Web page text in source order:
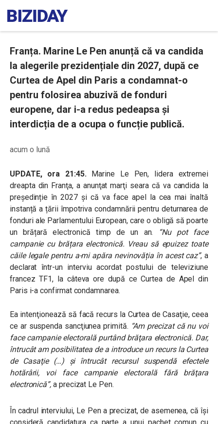
Franța. Marine Le Pen anunță că va candida
la alegerile prezidențiale din 2027, după ce
Curtea de Apel din Paris a condamnat-o
pentru folosirea abuzivă de fonduri
europene, dar i-a redus pedeapsa și
interdicția de a ocupa o funcție publică.
acum o lună
UPDATE, ora 21:45.Marine Le Pen, lidera extremei
dreapta din Franţa, a anunţat marţi seara că va candida la
președinție în 2027 și că va face apel la cea mai înaltă
instanță a țării împotriva condamnării pentru deturnarea de
fonduri ale Parlamentului European, care o obligă să poarte
un brățară electronică timp de un an.
“Nu pot face
campanie cu brățara electronică. Vreau să epuizez toate
căile legale pentru a-mi apăra nevinovăția în acest caz”, a
declarat într-un interviu acordat postului de televiziune
francez TF1, la câteva ore după ce Curtea de Apel din
Paris i-a confirmat condamnarea.
Ea intenţionează să facă recurs la Curtea de Casaţie, ceea
ce ar suspenda sancţiunea primită. “Am precizat că nu voi
face campanie electorală purtând brăţara electronică. Dar,
întrucât am posibilitatea de a introduce un recurs la Curtea
de Casaţie (…) şi întrucât recursul suspendă efectele
hotărârii, voi face campanie electorală fără brăţara
electronică”, a precizat Le Pen.
În cadrul interviului, Le Pen a precizat, de asemenea, că își